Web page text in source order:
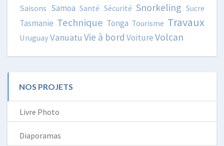
Saisons Samoa Santé Sécurité Snorkeling Sucre
Tasmanie Technique Tonga Tourisme Travaux
UruguayVanuatu Vie à bord VoitureVolcan
NOS PROJETS
Livre Photo
Diaporamas